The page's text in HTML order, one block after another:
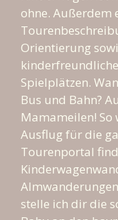
ohne. Außerdem
Orientierung
Spielplätzen.
Bus und Bahn?
Mamameilen!
Ausflug für die
Tourenportal
stelle ich dir die